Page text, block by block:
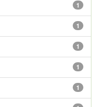
1
1
1
1
1